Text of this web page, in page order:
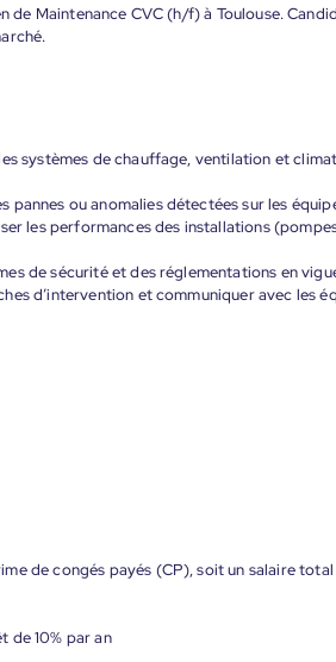
de Maintenance CVC (h/f) à Toulouse.
systèmes de chauffage, ventilation et
ou anomalies détectées sur les
les performances des installations
de sécurité et des réglementations en
d’intervention et communiquer avec les
de congés payés (CP), soit un salaire
de 10% par an